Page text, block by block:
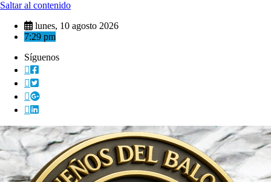
Saltar al contenido
lunes, 10 agosto 2026
7:29 pm
Síguenos